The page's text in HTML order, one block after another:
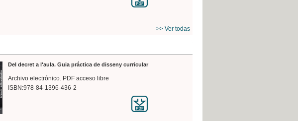
>> Ver todas
Del decret a l'aula. Guia práctica de disseny curricular
Archivo electrónico. PDF acceso libre
ISBN:978-84-1396-436-2